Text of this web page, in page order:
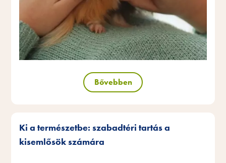
Bővebben
Ki a természetbe: szabadtéri tartás a
kisemlősök számára